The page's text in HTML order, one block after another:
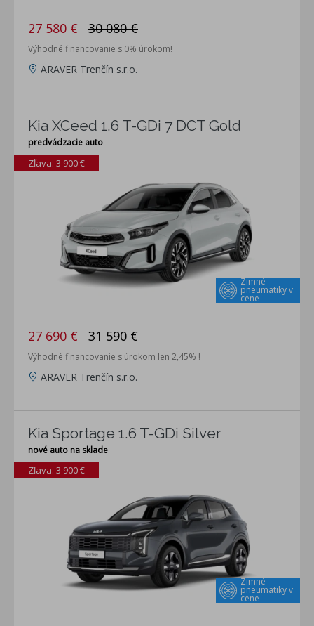
27 580 € 30 080 €
Výhodné financovanie s 0% úrokom!
ARAVER Trenčín s.r.o.
Kia XCeed 1.6 T-GDi 7 DCT Gold
predvádzacie auto
Zimné
pneumatiky v
cene
Zľava: 3 900 €
27 690 € 31 590 €
Výhodné financovanie s úrokom len 2,45% !
ARAVER Trenčín s.r.o.
Kia Sportage 1.6 T-GDi Silver
nové auto na sklade
Zimné
pneumatiky v
cene
Zľava: 3 900 €